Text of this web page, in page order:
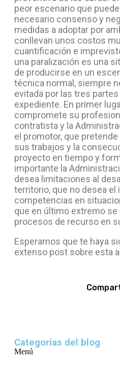
peor escenario que
necesario consenso y
medidas a adoptar por
conllevan unos costos
cuantificación e
una paralización es una
de producirse en un
técnica normal, siempre
evitada por las tres
expediente. En primer
compromete su
contratista y la
el promotor, que
sus trabajos y la
proyecto en tiempo y
importante la
desea limitaciones al
territorio, que no desea
competencias en
que en último extremo
procesos de recurso en
Esperamos que te haya
extenso post sobre esta
Categorías del blog
Menú